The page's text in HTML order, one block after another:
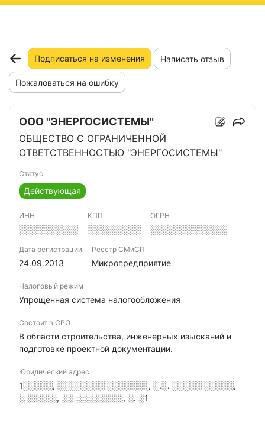
Подписаться на изменения Написать отзыв
Пожаловаться на ошибку
ООО "ЭНЕРГОСИСТЕМЫ"
ОБЩЕСТВО С ОГРАНИЧЕННОЙ
ОТВЕТСТВЕННОСТЬЮ "ЭНЕРГОСИСТЕМЫ"
Статус
Действующая
ИНН
░░░░░░░░░░
КПП
░░░░░░░░░
ОГРН
░░░░░░░░░░░░░
Дата регистрации
24.09.2013
Реестр СМиСП
Микропредприятие
Налоговый режим
Упрощённая система налогообложения
Состоит в СРО
В области строительства, инженерных изысканий и
подготовке проектной документации.
Юридический адрес
1░░░░░, ░░░░░░░░ ░░░░░░░, ░.░. ░░░░░ ░░░░░,
░ ░░░░░, ░░ ░░░░░░░░, ░. ░1